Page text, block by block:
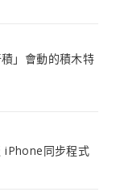
」會動的積木特
iPhone同步程式